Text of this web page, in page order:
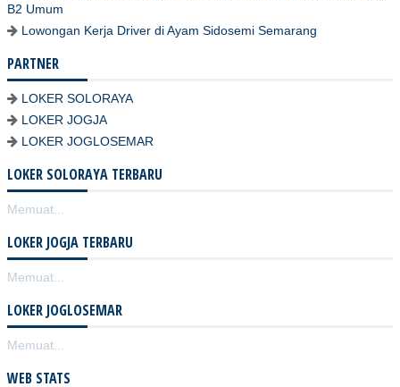
B2 Umum
Lowongan Kerja Driver di Ayam Sidosemi Semarang
PARTNER
LOKER SOLORAYA
LOKER JOGJA
LOKER JOGLOSEMAR
LOKER SOLORAYA TERBARU
Memuat...
LOKER JOGJA TERBARU
Memuat...
LOKER JOGLOSEMAR
Memuat...
WEB STATS